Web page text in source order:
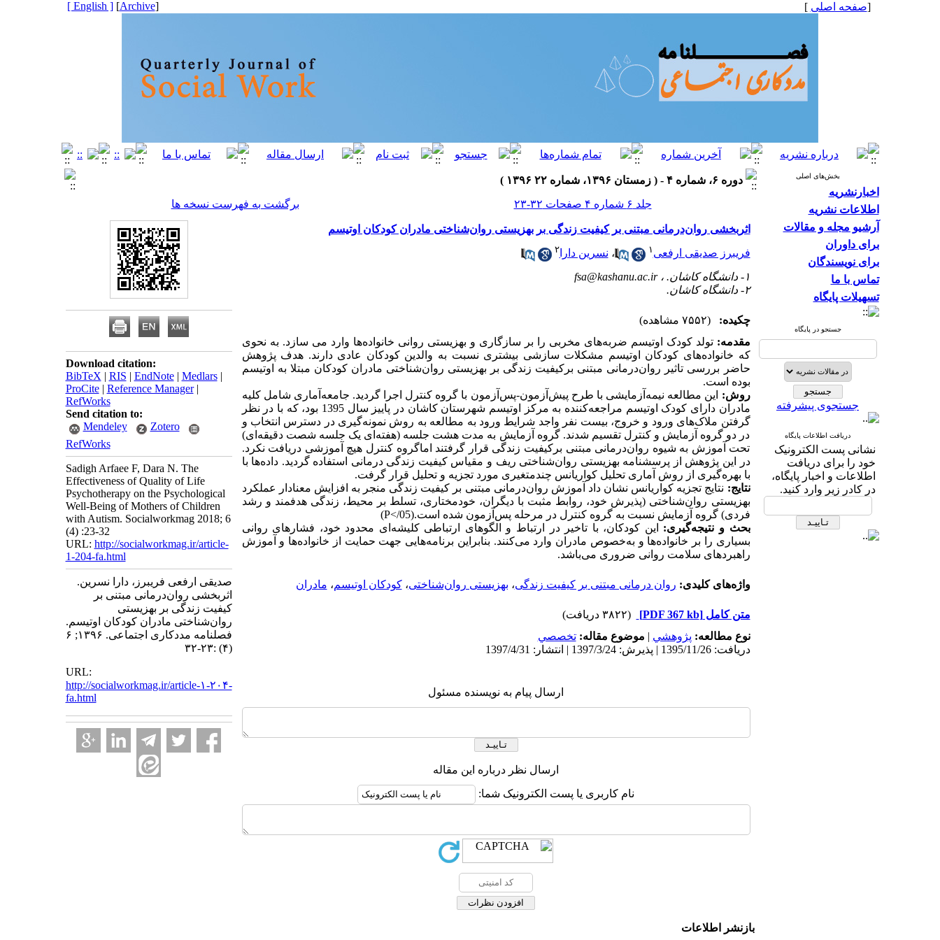
[صفحه اصلی ]
[
Archive
]
[ English ]
بخش‌های اصلی
اخبارنشریه
اطلاعات نشریه
آرشیو مجله و مقالات
برای داوران
برای نویسندگان
تماس با ما
تسهیلات پایگاه
جستجو در پایگاه
جستجوی پیشرفته
دریافت اطلاعات پایگاه
نشانی پست الکترونیک
خود را برای دریافت
اطلاعات و اخبار پایگاه،
در کادر زیر وارد کنید.
دوره ۶، شماره ۴ - ( زمستان ۱۳۹۶، شماره ۲۲ ۱۳۹۶ )
جلد ۶ شماره ۴ صفحات ۳۲-۲۳
برگشت به فهرست نسخه ها
اثربخشی روان‌درمانی مبتنی بر کیفیت زندگی بر بهزیستی روان‌شناختی مادران کودکان اوتیسم
فریبرز صدیقی ارفعی ۱ ، نسرین دارا ۲
۱- دانشگاه کاشان. ،
fsa@kashanu.ac.ir
۲- دانشگاه کاشان.
چکیده:
(۷۵۵۲ مشاهده)
مقدمه: تولد کودک اوتیسم ضربه‌های مخربی را بر سازگاری و بهزیستی روانی خانواده‌ها وارد می سازد. به نحوی
که خانواده‌های کودکان اوتیسم مشکلات سازشی بیشتری نسبت به والدین کودکان عادی دارند. هدف پژوهش
حاضر بررسی تاثیر روان‌درمانی مبتنی برکیفیت زندگی بر بهزیستی روان‌شناختی مادران کودکان مبتلا به اوتیسم
بوده است.
روش: این مطالعه نیمه‌آزمایشی با طرح پیش‌آزمون-پس‌آزمون با گروه کنترل اجرا گردید. جامعه‌‌آماری شامل کلیه
مادران دارای کودک اوتیسم مراجعه‌کننده به مرکز اوتیسم شهرستان کاشان در پاییز سال 1395 بود، که با در نظر
گرفتن ملاک‌های ورود و خروج، بیست نفر واجد شرایط ورود به مطالعه به روش نمونه‌گیری در دسترس انتخاب و
در دو گروه آزمایش و کنترل تقسیم شدند. گروه آزمایش به مدت هشت جلسه (هفته‌ای یک جلسه‌ شصت دقیقه‌ای)
تحت آموزش به شیوه روان‌درمانی مبتنی برکیفیت زندگی قرار گرفتند اماگروه کنترل هیچ آموزشی دریافت نکرد.
در این پژوهش از پرسشنامه بهزیستی روان‌شناختی ریف و مقیاس کیفیت زندگی درمانی استفاده گردید. داده‌ها با
با بهره‌گیری از روش آماری تحلیل کواریانس چندمتغیری مورد تجزیه و تحلیل قرار گرفت.
نتایج: نتایج تجزیه کواریانس نشان داد آموزش روان‌درمانی مبتنی بر کیفیت زندگی منجر به افزایش معنادار عملکرد
بهزیستی روان‌شناختی (پذیرش خود، روابط مثبت با دیگران، خودمختاری، تسلط بر محیط، زندگی هدفمند و رشد
فردی) گروه آزمایش نسبت به گروه کنترل در مرحله پس‌آزمون شده است.(05/>P)
بحث و نتیجه‌گیری:
این کودکان، با تاخیر در ارتباط و الگوهای ارتباطی کلیشه‌ای محدود خود، فشارهای روانی
بسیاری را بر خانواده‌ها و به‌خصوص مادران وارد می‌کنند. بنابراین برنامه‌هایی جهت حمایت از خانواده‌ها و آموزش
راهبردهای سلامت روانی ضروری می‌باشد.
واژه‌های کلیدی: روان درمانی مبتنی بر کیفیت زندگی، بهزیستی روان‌شناختی،کودکان اوتیسم، مادران
متن کامل[PDF 367 kb]
(۳۸۲۲ دریافت)
نوع مطالعه: پژوهشي | موضوع مقاله:تخصصي
دریافت: 1395/11/26 | پذیرش: 1397/3/24 | انتشار: 1397/4/31
ارسال پیام به نویسنده مسئول
ارسال نظر درباره این مقاله
نام کاربری یا پست الکترونیک شما:
Download citation:
BibTeX | RIS | EndNote| Medlars|
ProCite| Reference Manager|
RefWorks
Send citation to:
Mendeley
Zotero
RefWorks
Sadigh Arfaee F, Dara N. The
Effectiveness of Quality of Life
Psychotherapy on the Psychological
Well-Being of Mothers of Children
with Autism. Socialworkmag 2018; 6
(4) :23-32
URL: http://socialworkmag.ir/article-
1-204-fa.html
صدیقی ارفعی فریبرز، دارا نسرین.
اثربخشی روان‌درمانی مبتنی بر
کیفیت زندگی بر بهزیستی
روان‌شناختی مادران کودکان اوتیسم.
فصلنامه مددکاری اجتماعی. ۱۳۹۶; ۶
(۴) :۲۳-۳۲
URL:
http://socialworkmag.ir/article-۱-۲۰۴-
fa.html
بازنشر اطلاعات